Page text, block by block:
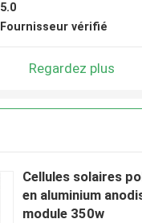
5.0
Fournisseur vérifié
Regardez plus
Cellules solaires
en aluminium
module 350w